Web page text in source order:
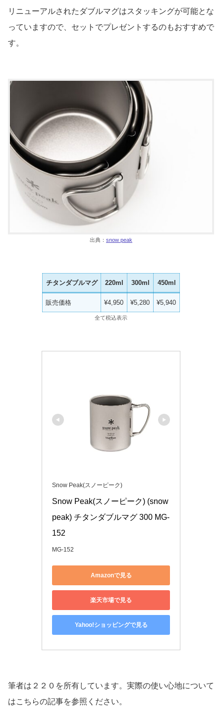
リニューアルされたダブルマグはスタッキングが可能とな
っていますので、セットでプレゼントするのもおすすめで
す。
出典： snow peak
チタンダブルマグ 220ml 300ml 450ml
販売価格 ¥4,950 ¥5,280 ¥5,940
全て税込表示
Snow Peak(スノーピーク)
Snow Peak(スノーピーク) (snow
peak) チタンダブルマグ 300 MG-
152
MG-152
Amazonで見る
楽天市場で見る
Yahoo!ショッピングで見る
筆者は２２０を所有しています。実際の使い心地について
はこちらの記事を参照ください。